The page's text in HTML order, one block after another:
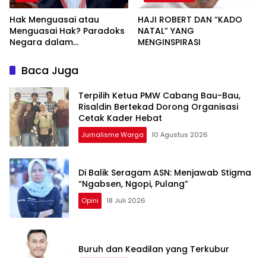
Hak Menguasai atau
Menguasai Hak? Paradoks
Negara dalam
Alam
HAJI ROBERT DAN “KADO
NATAL” YANG
MENGINSPIRASI
Baca Juga
Terpilih Ketua PMW Cabang Bau-Bau,
Risaldin Bertekad Dorong Organisasi
Cetak Kader Hebat
Jurnalisme Warga 10 Agustus 2026
Di Balik Seragam ASN: Menjawab Stigma
“Ngabsen, Ngopi, Pulang”
Opini 18 Juli 2026
Buruh dan Keadilan yang Terkubur